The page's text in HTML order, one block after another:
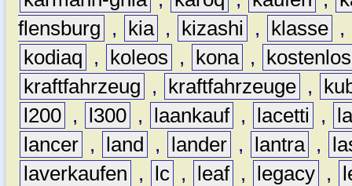
flensburg
, kia , kizashi , klasse ,
kodiaq
, koleos , kona ,
kostenlos
kraftfahrzeug
, kraftfahrzeuge ,
l200 , l300 , laankauf , lacetti ,
lancer , land , lander , lantra ,
laverkaufen
, lc , leaf , legacy ,